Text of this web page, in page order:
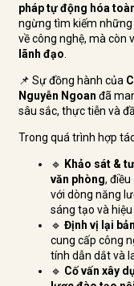
pháp tự động hóa
ngừng tìm kiếm
về công nghệ, mà còn
lãnh đạo
📌 Sự đồng hành của
Nguyễn Ngoan đã
sâu sắc, thực tiễn và
Trong quá trình hợp
🔹 Khảo sát &
văn phòng,
với dòng năng
sáng tạo và
🔹 Định vị lại
cung cấp công
tính dẫn dắt và
🔹 Cố vấn xây